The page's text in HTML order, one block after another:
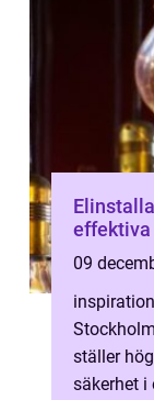
effektiva
09
inspiration
ställer
säkerhet i